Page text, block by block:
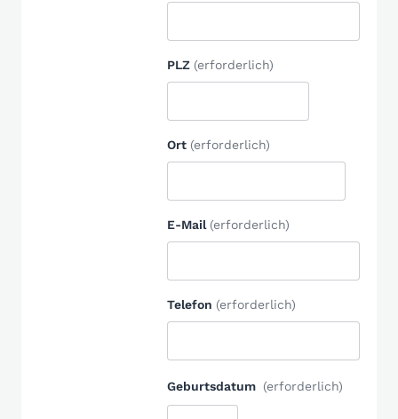
PLZ (erforderlich)
Ort (erforderlich)
E-Mail (erforderlich)
Telefon (erforderlich)
Geburtsdatum (erforderlich)